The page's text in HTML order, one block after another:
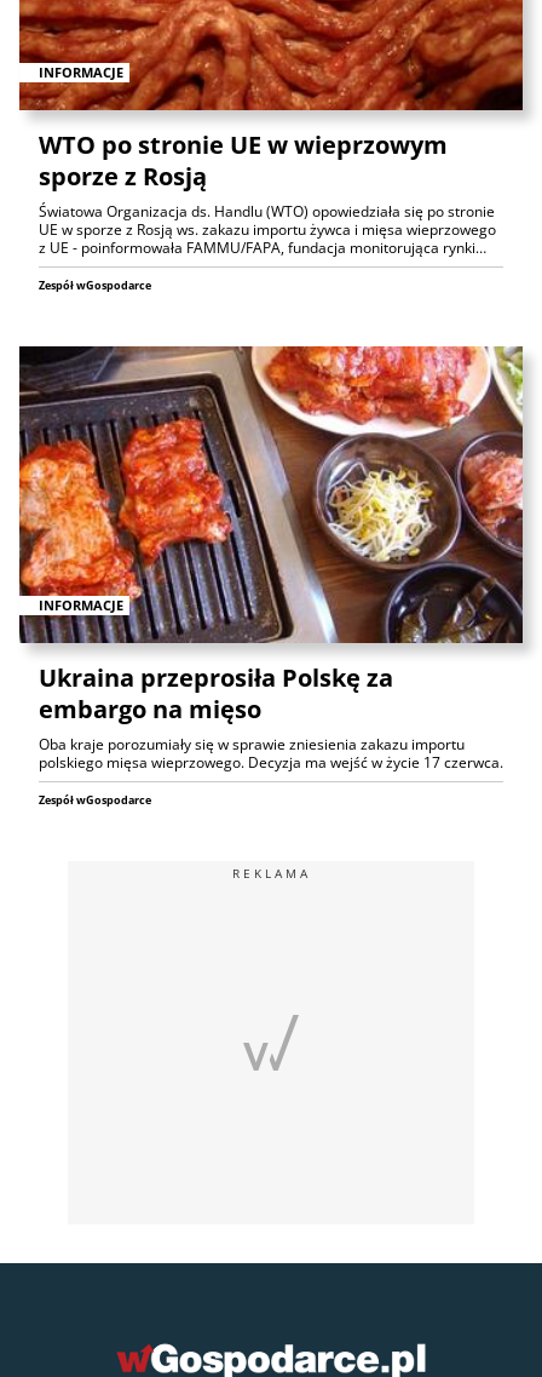
INFORMACJE
WTO po stronie UE w wieprzowym
sporze z Rosją
Światowa Organizacja ds. Handlu (WTO) opowiedziała się po stronie
UE w sporze z Rosją ws. zakazu importu żywca i mięsa wieprzowego
z UE - poinformowała FAMMU/FAPA, fundacja monitorująca rynki…
Zespół wGospodarce
INFORMACJE
Ukraina przeprosiła Polskę za
embargo na mięso
Oba kraje porozumiały się w sprawie zniesienia zakazu importu
polskiego mięsa wieprzowego. Decyzja ma wejść w życie 17 czerwca.
Zespół wGospodarce
REKLAMA